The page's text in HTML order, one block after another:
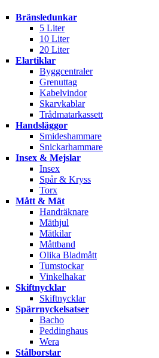
Bränsledunkar
5 Liter
10 Liter
20 Liter
Elartiklar
Byggcentraler
Grenuttag
Kabelvindor
Skarvkablar
Trådmatarkassett
Handsläggor
Smideshammare
Snickarhammare
Insex & Mejslar
Insex
Spår & Kryss
Torx
Mått & Mät
Handräknare
Mäthjul
Mätkilar
Måttband
Olika Bladmått
Tumstockar
Vinkelhakar
Skiftnycklar
Skiftnycklar
Spärrnyckelsatser
Bacho
Peddinghaus
Wera
Stålborstar